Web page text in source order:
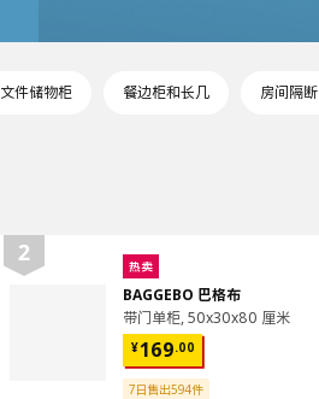
文件储物柜 餐边柜和长几 房间隔断
热卖
BAGGEBO 巴格布
带门单柜, 50x30x80 厘米
¥169.00
7日售出594件